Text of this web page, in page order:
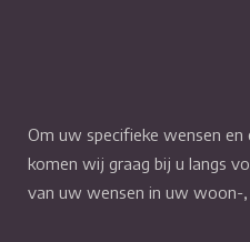
Om uw specifieke wensen
komen wij graag bij u langs
van uw wensen in uw woon-